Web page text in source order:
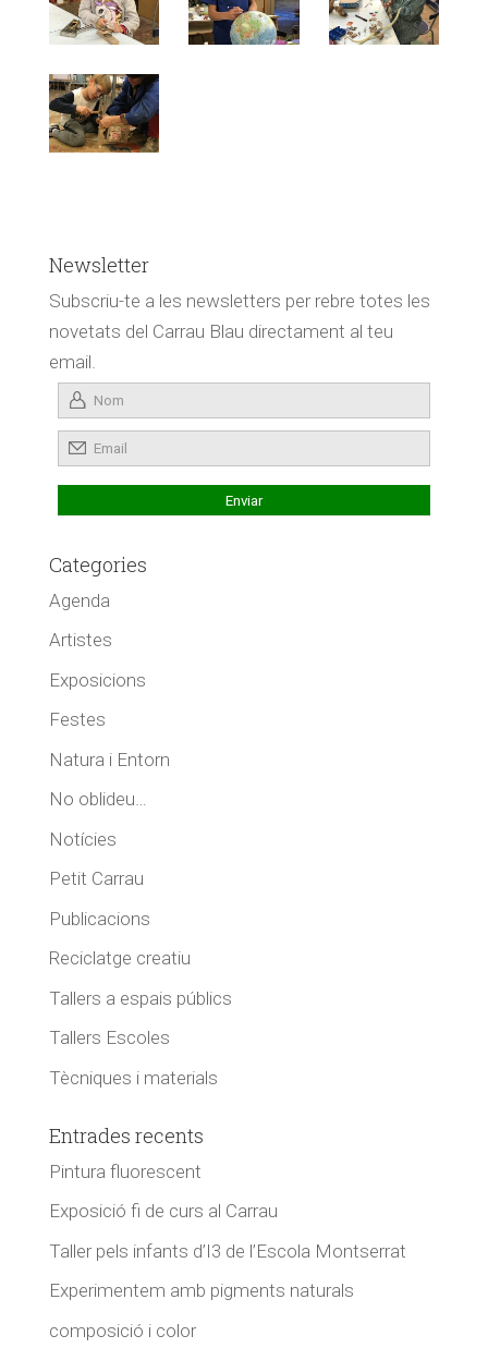
Newsletter
Subscriu-te a les newsletters per rebre totes les
novetats del Carrau Blau directament al teu
email.
Categories
Agenda
Artistes
Exposicions
Festes
Natura i Entorn
No oblideu…
Notícies
Petit Carrau
Publicacions
Reciclatge creatiu
Tallers a espais públics
Tallers Escoles
Tècniques i materials
Entrades recents
Pintura fluorescent
Exposició fi de curs al Carrau
Taller pels infants d’I3 de l’Escola Montserrat
Experimentem amb pigments naturals
composició i color